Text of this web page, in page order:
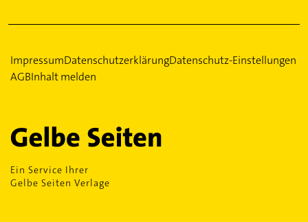
ImpressumDatenschutzerklärungDatenschutz-Einstellungen
AGBInhalt melden
Ein Service Ihrer
Gelbe Seiten Verlage